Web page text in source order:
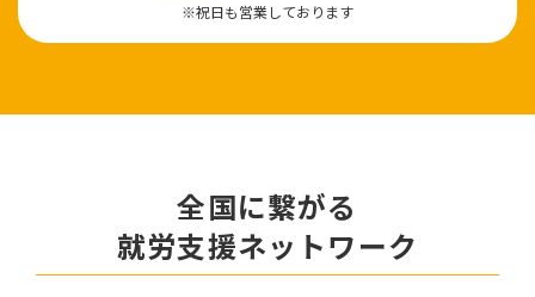
※祝⽇も営業しております
全国に繋がる
就労⽀援ネットワーク